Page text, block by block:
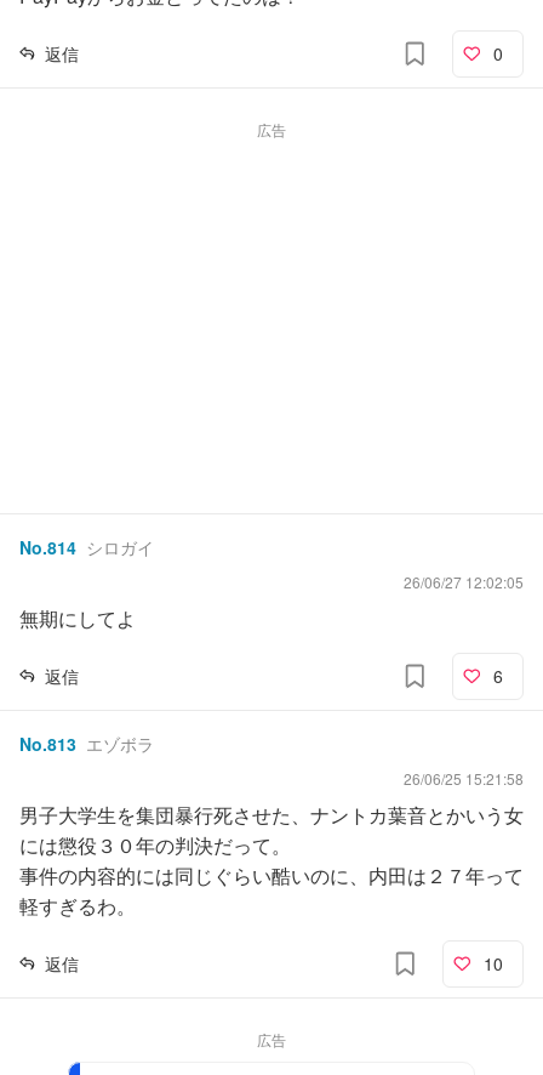
返信 0
広告
No.814 シロガイ
26/06/27 12:02:05
無期にしてよ
返信 6
No.813 エゾボラ
26/06/25 15:21:58
男子大学生を集団暴行死させた、ナントカ葉音とかいう女
には懲役３０年の判決だって。
事件の内容的には同じぐらい酷いのに、内田は２７年って
軽すぎるわ。
返信 10
広告